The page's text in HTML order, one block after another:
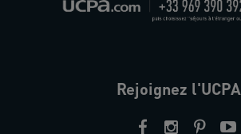
Rejoignez l'UCPA